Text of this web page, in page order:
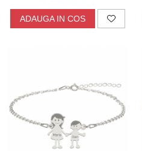
ADAUGA IN COS